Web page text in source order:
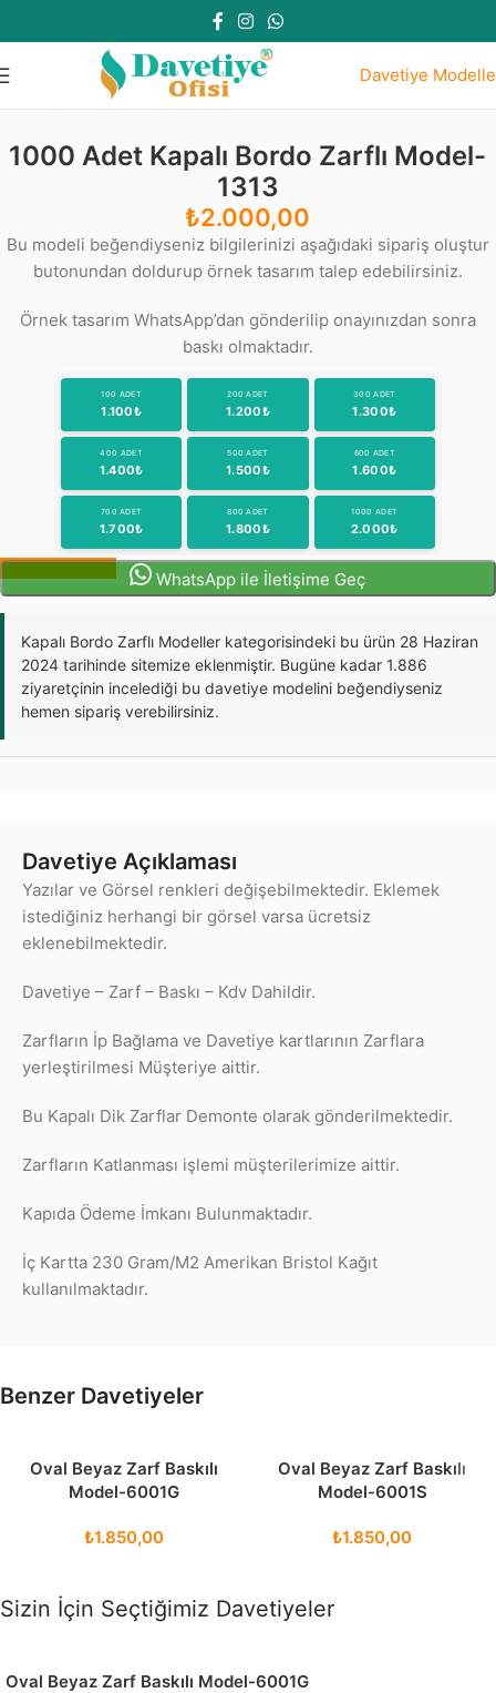
Davetiye
Kapalı Bordo Zarflı Modeller
1000 Adet Kapalı Bordo Zarflı Model-
1313
₺2.000,00
Bu modeli beğendiyseniz bilgilerinizi aşağıdaki sipariş oluştur
butonundan doldurup örnek tasarım talep edebilirsiniz.
Örnek tasarım WhatsApp’dan gönderilip onayınızdan sonra
baskı olmaktadır.
100 ADET
1.100₺
200 ADET
1.200₺
300 ADET
1.300₺
400 ADET
1.400₺
500 ADET
1.500₺
600 ADET
1.600₺
700 ADET
1.700₺
800 ADET
1.800₺
1000 ADET
2.000₺
Sipariş Oluştur
WhatsApp ile İletişime Geç
Kapalı Bordo Zarflı Modeller kategorisindeki bu ürün 28 Haziran
2024 tarihinde sitemize eklenmiştir. Bugüne kadar 1.886
ziyaretçinin incelediği bu davetiye modelini beğendiyseniz
hemen sipariş verebilirsiniz.
Davetiye Açıklaması
Yazılar ve Görsel renkleri değişebilmektedir. Eklemek
istediğiniz herhangi bir görsel varsa ücretsiz
eklenebilmektedir.
Davetiye – Zarf – Baskı – Kdv Dahildir.
Zarfların İp Bağlama ve Davetiye kartlarının Zarflara
yerleştirilmesi Müşteriye aittir.
Bu Kapalı Dik Zarflar Demonte olarak gönderilmektedir.
Zarfların Katlanması işlemi müşterilerimize aittir.
Kapıda Ödeme İmkanı Bulunmaktadır.
İç Kartta 230 Gram/M2 Amerikan Bristol Kağıt
kullanılmaktadır.
Benzer Davetiyeler
Oval Beyaz Zarf Baskılı
Model-6001G
₺1.850,00
Oval Beyaz Zarf Baskılı
Model-6001S
₺1.850,00
Sizin İçin Seçtiğimiz Davetiyeler
Oval Beyaz Zarf Baskılı Model-6001G